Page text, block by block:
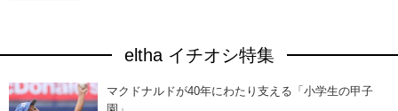
eltha イチオシ特集
マクドナルドが40年にわたり支える「小学生の甲子